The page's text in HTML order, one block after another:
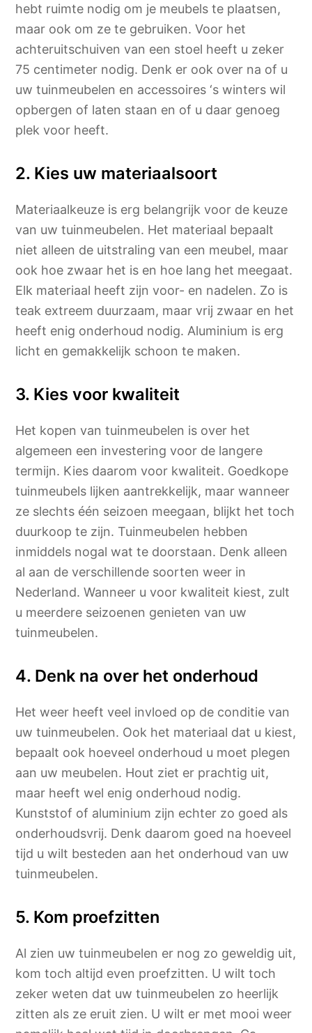
hebt ruimte nodig om je meubels te plaatsen,
maar ook om ze te gebruiken. Voor het
achteruitschuiven van een stoel heeft u zeker
75 centimeter nodig. Denk er ook over na of u
uw tuinmeubelen en accessoires ‘s winters wil
opbergen of laten staan en of u daar genoeg
plek voor heeft.
2. Kies uw materiaalsoort
Materiaalkeuze is erg belangrijk voor de keuze
van uw tuinmeubelen. Het materiaal bepaalt
niet alleen de uitstraling van een meubel, maar
ook hoe zwaar het is en hoe lang het meegaat.
Elk materiaal heeft zijn voor- en nadelen. Zo is
teak extreem duurzaam, maar vrij zwaar en het
heeft enig onderhoud nodig. Aluminium is erg
licht en gemakkelijk schoon te maken.
3. Kies voor kwaliteit
Het kopen van tuinmeubelen is over het
algemeen een investering voor de langere
termijn. Kies daarom voor kwaliteit. Goedkope
tuinmeubels lijken aantrekkelijk, maar wanneer
ze slechts één seizoen meegaan, blijkt het toch
duurkoop te zijn. Tuinmeubelen hebben
inmiddels nogal wat te doorstaan. Denk alleen
al aan de verschillende soorten weer in
Nederland. Wanneer u voor kwaliteit kiest, zult
u meerdere seizoenen genieten van uw
tuinmeubelen.
4. Denk na over het onderhoud
Het weer heeft veel invloed op de conditie van
uw tuinmeubelen. Ook het materiaal dat u kiest,
bepaalt ook hoeveel onderhoud u moet plegen
aan uw meubelen. Hout ziet er prachtig uit,
maar heeft wel enig onderhoud nodig.
Kunststof of aluminium zijn echter zo goed als
onderhoudsvrij. Denk daarom goed na hoeveel
tijd u wilt besteden aan het onderhoud van uw
tuinmeubelen.
5. Kom proefzitten
Al zien uw tuinmeubelen er nog zo geweldig uit,
kom toch altijd even proefzitten. U wilt toch
zeker weten dat uw tuinmeubelen zo heerlijk
zitten als ze eruit zien. U wilt er met mooi weer